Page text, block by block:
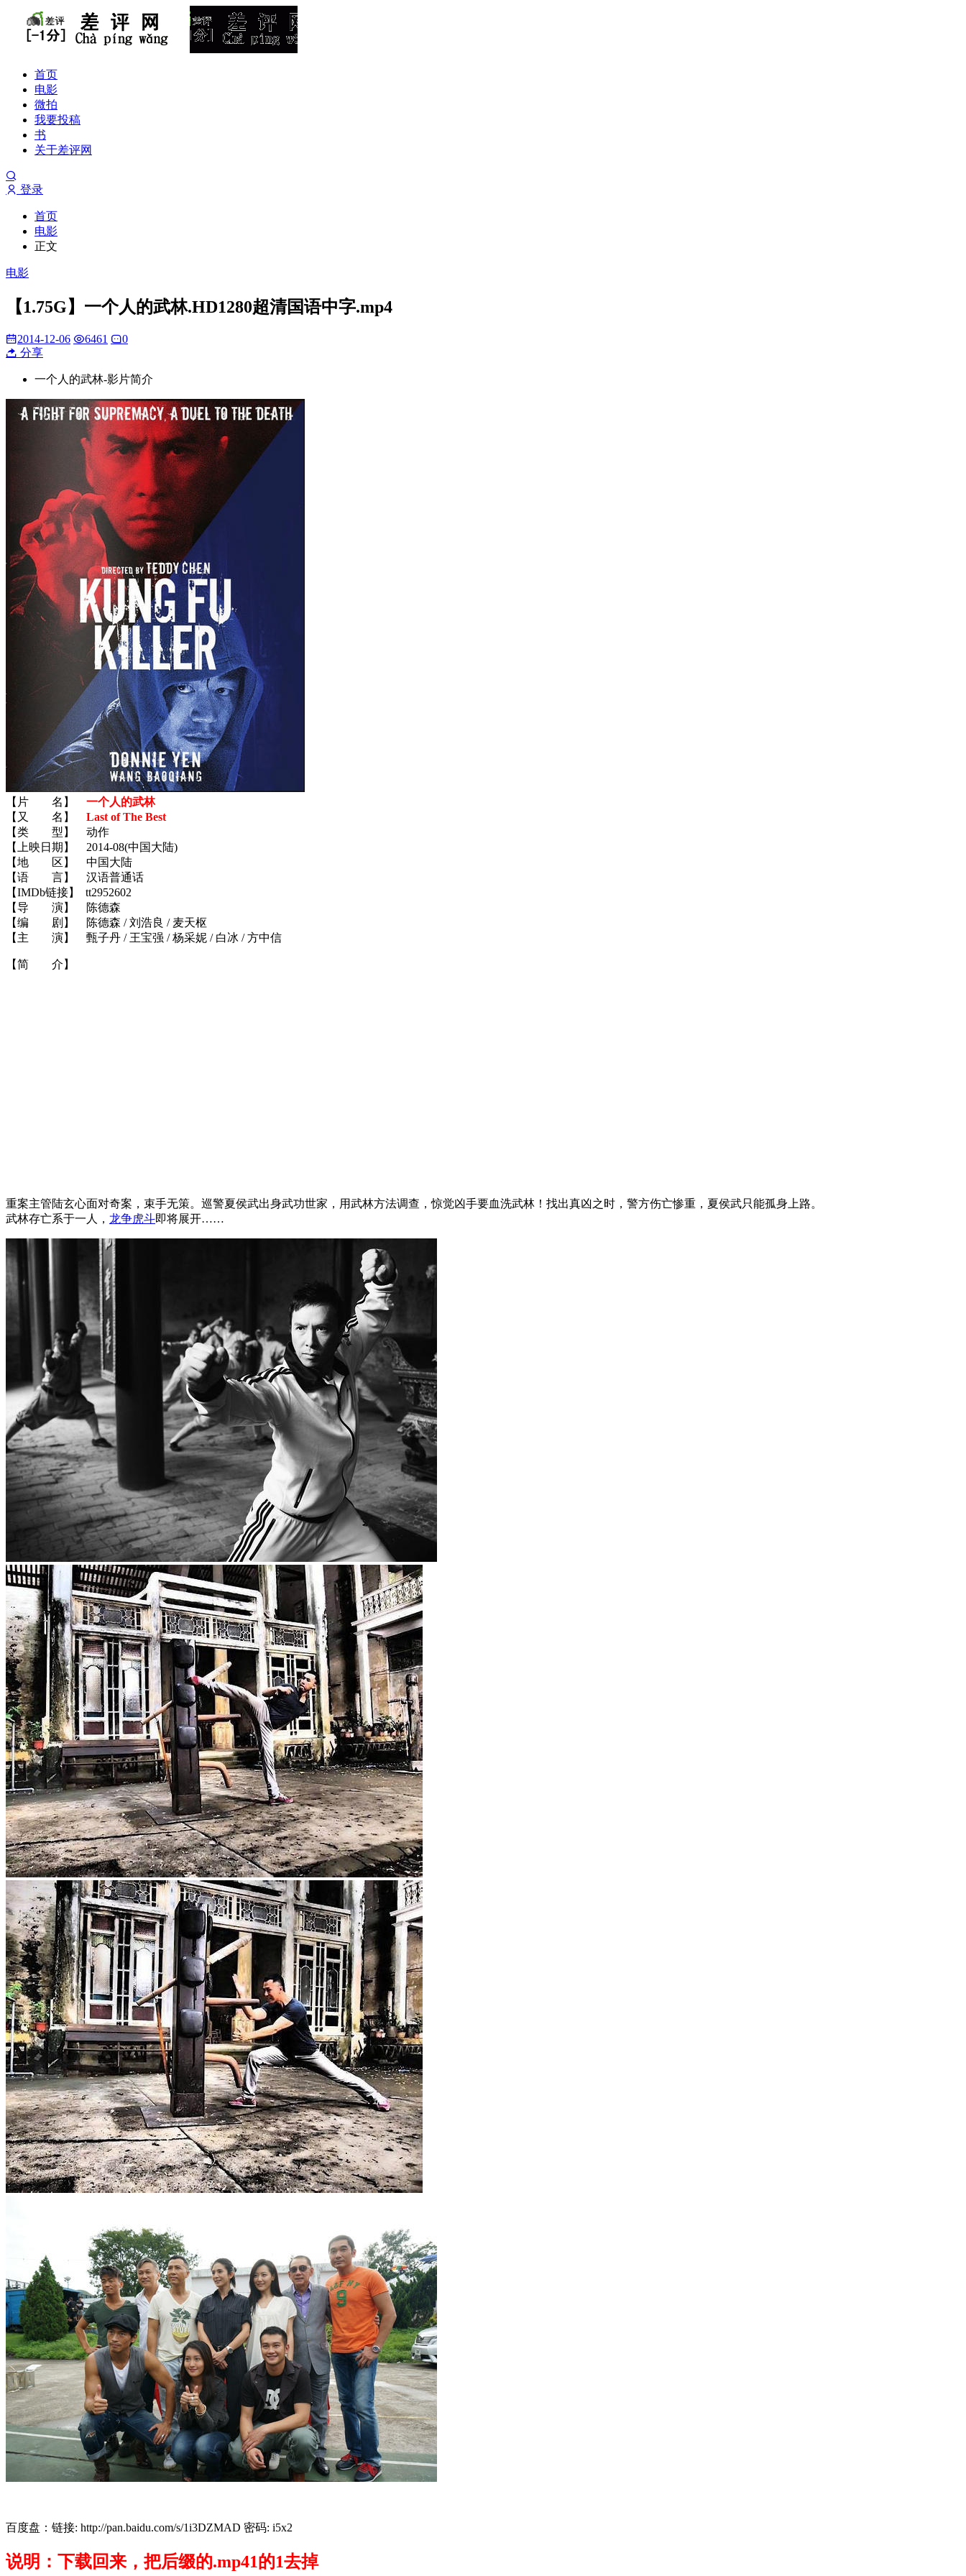
首页
电影
微拍
我要投稿
书
关于差评网
登录
首页
电影
正文
电影
【1.75G】一个人的武林.HD1280超清国语中字.mp4
2014-12-06 6461
0
分享
一个人的武林-影片简介
【片 名】 一个人的武林
【又 名】 Last of The Best
【类 型】 动作
【上映日期】 2014-08(中国大陆)
【地 区】 中国大陆
【语 言】 汉语普通话
【IMDb链接】 tt2952602
【导 演】 陈德森
【编 剧】 陈德森 / 刘浩良 / 麦天枢
【主 演】 甄子丹 / 王宝强 / 杨采妮 / 白冰 / 方中信
【简 介】
重案主管陆玄心面对奇案，束手无策。巡警夏侯武出身武功世家，用武林方法调查，惊觉凶手要血洗武林！找出真凶之时，警方伤亡惨重，夏侯武只能孤身上路。
武林存亡系于一人， 龙争虎斗即将展开……
百度盘：链接: http://pan.baidu.com/s/1i3DZMAD 密码: i5x2
说明：下载回来，把后缀的.mp41的1去掉